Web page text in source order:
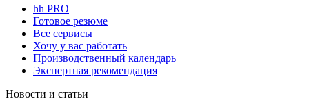
hh PRO
Готовое резюме
Все сервисы
Хочу у вас работать
Производственный календарь
Экспертная рекомендация
Новости и статьи